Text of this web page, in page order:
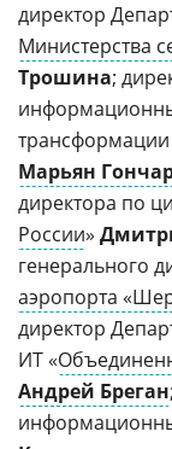
директор
Министерства
Трошина;
трансформации
Марьян
директора по
России»
генерального
аэропорта
директор
ИТ «
Андрей Бреган